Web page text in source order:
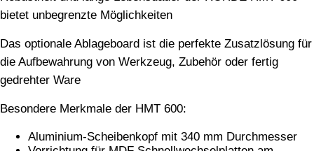
bietet unbegrenzte Möglichkeiten
Das optionale Ablageboard ist die perfekte Zusatzlösung für
die Aufbewahrung von Werkzeug, Zubehör oder fertig
gedrehter Ware
Besondere Merkmale der HMT 600:
Aluminium-Scheibenkopf mit 340 mm Durchmesser